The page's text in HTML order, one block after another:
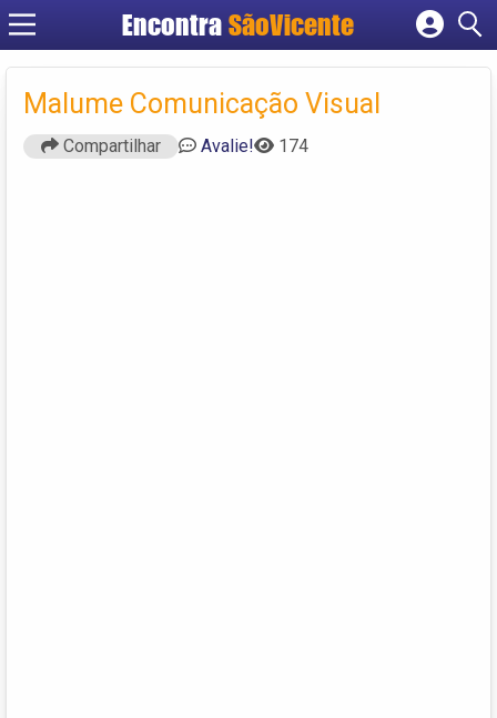
Encontra SãoVicente
Cadastrar empresa
Fazer login
Criar conta
Malume Comunicação Visual
Compartilhar Avalie! 174